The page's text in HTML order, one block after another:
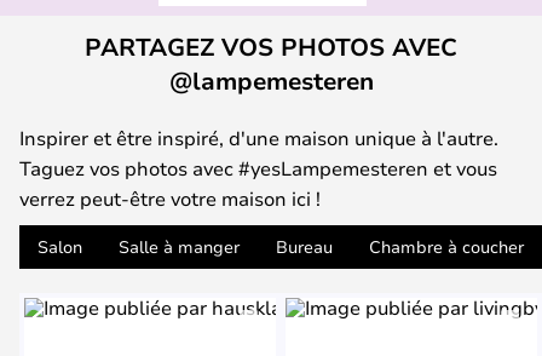
PARTAGEZ VOS PHOTOS AVEC
@lampemesteren
Inspirer et être inspiré, d'une maison unique à l'autre.
Taguez vos photos avec #yesLampemesteren et vous
verrez peut-être votre maison ici !
Salon Salle à manger Bureau Chambre à coucher